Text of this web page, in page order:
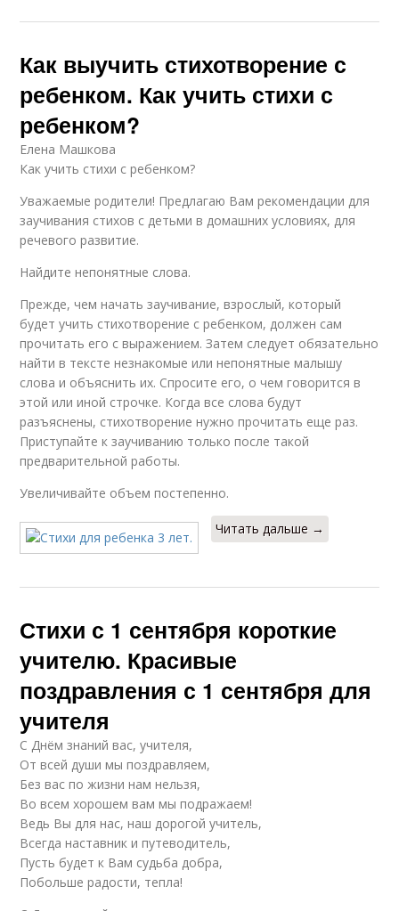
Как выучить стихотворение с
ребенком. Как учить стихи с
ребенком?
Елена Машкова
Как учить стихи с ребенком?
Уважаемые родители! Предлагаю Вам рекомендации для
заучивания стихов с детьми в домашних условиях, для
речевого развитие.
Найдите непонятные слова.
Прежде, чем начать заучивание, взрослый, который
будет учить стихотворение с ребенком, должен сам
прочитать его с выражением. Затем следует обязательно
найти в тексте незнакомые или непонятные малышу
слова и объяснить их. Спросите его, о чем говорится в
этой или иной строчке. Когда все слова будут
разъяснены, стихотворение нужно прочитать еще раз.
Приступайте к заучиванию только после такой
предварительной работы.
Увеличивайте объем постепенно.
Читать дальше →
Стихи с 1 сентября короткие
учителю. Красивые
поздравления с 1 сентября для
учителя
С Днём знаний вас, учителя,
От всей души мы поздравляем,
Без вас по жизни нам нельзя,
Во всем хорошем вам мы подражаем!
Ведь Вы для нас, наш дорогой учитель,
Всегда наставник и путеводитель,
Пусть будет к Вам судьба добра,
Побольше радости, тепла!